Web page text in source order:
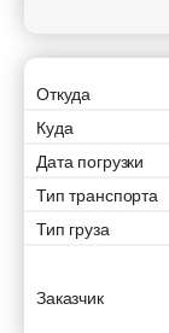
Откуда
Куда
Дата погрузки
Тип транспорта
Тип груза
Заказчик